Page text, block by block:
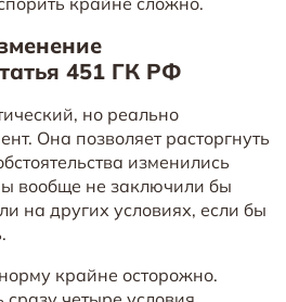
451 ГК РФ
но реально
Она позволяет расторгнуть
изменились
вообще не заключили бы
на других условиях, если бы
крайне осторожно.